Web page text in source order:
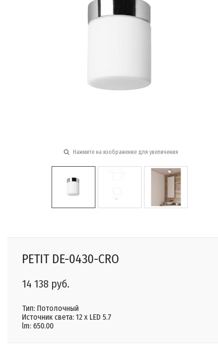
Нажмите на изображение для увеличения
PETIT DE-0430-CRO
14 138 руб.
Тип: Потолочный
Источник света: 12 x LED 5.7
lm: 650.00